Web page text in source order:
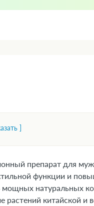
]
и фармакокинетика
Хун, наличие и цены в
препарат для
функции и
натуральных
растений китайской